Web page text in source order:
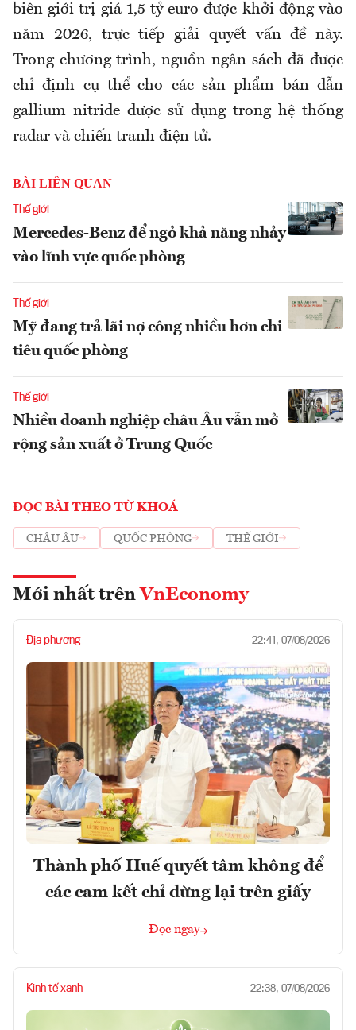
biên giới trị giá 1,5 tỷ euro được khởi động vào
năm 2026, trực tiếp giải quyết vấn đề này.
Trong chương trình, nguồn ngân sách đã được
chỉ định cụ thể cho các sản phẩm bán dẫn
gallium nitride được sử dụng trong hệ thống
radar và chiến tranh điện tử.
BÀI LIÊN QUAN
Thế giới
Mercedes-Benz để ngỏ khả năng nhảy
vào lĩnh vực quốc phòng
Thế giới
Mỹ đang trả lãi nợ công nhiều hơn chi
tiêu quốc phòng
Thế giới
Nhiều doanh nghiệp châu Âu vẫn mở
rộng sản xuất ở Trung Quốc
ĐỌC BÀI THEO TỪ KHOÁ
CHÂU ÂU QUỐC PHÒNG THẾ GIỚI
Mới nhất trên VnEconomy
Địa phương 22:41, 07/08/2026
Thành phố Huế quyết tâm không để
các cam kết chỉ dừng lại trên giấy
Đọc ngay
Kinh tế xanh 22:38, 07/08/2026